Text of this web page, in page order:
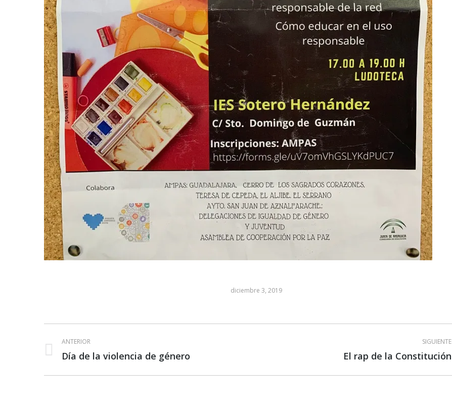
diciembre 3, 2019
Navegación
entre
publicaciones
ANTERIOR
Publicación
Día de la violencia de género
SIGUIENTE
El rap de la Constitución